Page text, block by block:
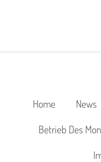
Home News
Betrieb Des